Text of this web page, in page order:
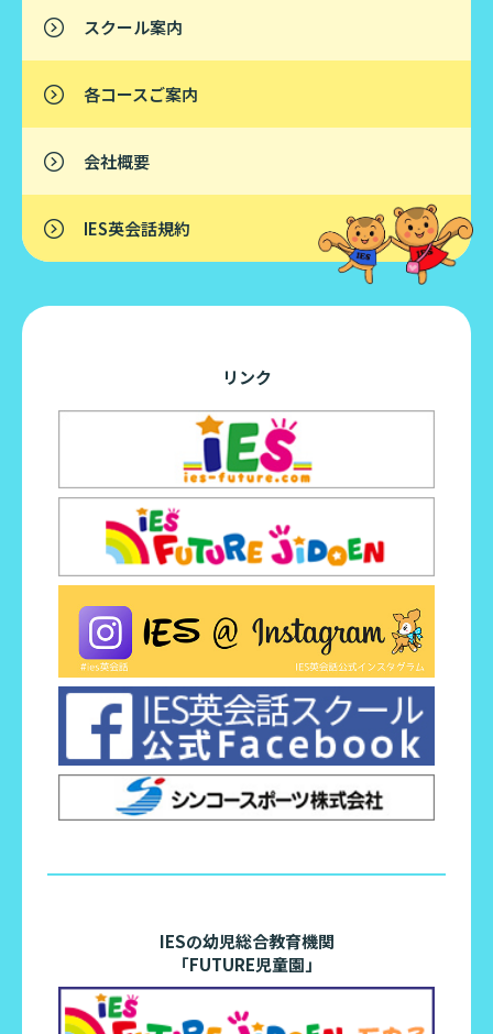
スクール案内
各コースご案内
会社概要
IES英会話規約
リンク
IESの幼児総合教育機関
「FUTURE児童園」